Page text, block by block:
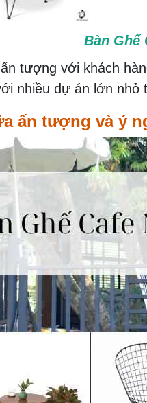
Bàn Ghế
ấn tượng với khách
nhiều dự án lớn
ấn tượng và ý